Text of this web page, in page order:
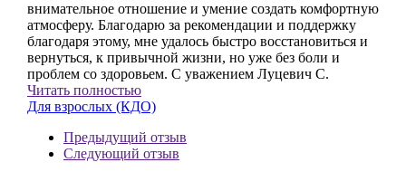
внимательное отношение и умение создать комфортную
атмосферу. Благодарю за рекомендации и поддержку
благодаря этому, мне удалось быстро восстановиться и
вернуться, к привычной жизни, но уже без боли и
проблем со здоровьем. С уважением Луцевич С.
Читать полностью
Для взрослых (КДО)
Предыдущий отзыв
Следующий отзыв